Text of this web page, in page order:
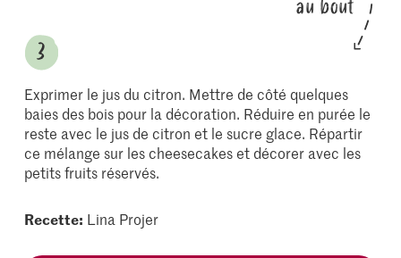
au bout
Exprimer le jus du citron. Mettre de côté quelques
baies des bois pour la décoration. Réduire en purée le
reste avec le jus de citron et le sucre glace. Répartir
ce mélange sur les cheesecakes et décorer avec les
petits fruits réservés.
Recette: Lina Projer